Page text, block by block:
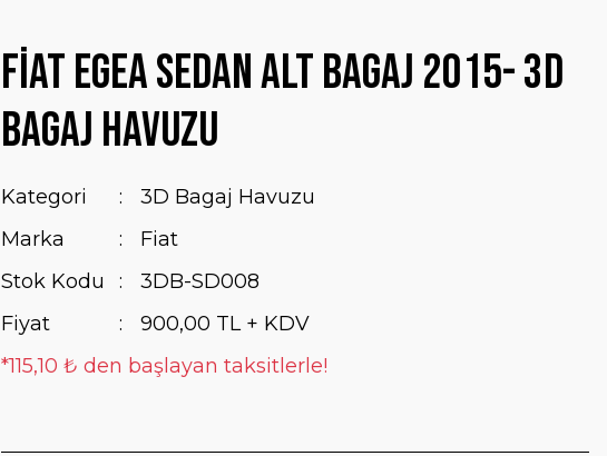
Fiat Egea Sedan Alt Bagaj 2015- 3D
Bagaj Havuzu
Kategori
3D Bagaj Havuzu
Marka
Fiat
Stok Kodu
3DB-SD008
Fiyat
900,00 TL + KDV
*115,10 ₺ den başlayan taksitlerle!